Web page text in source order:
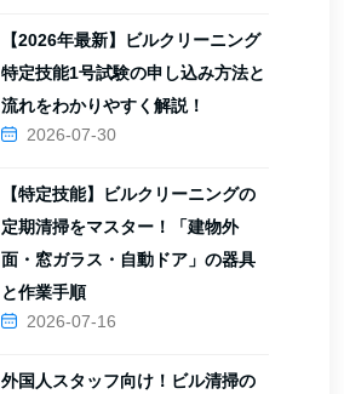
【2026年最新】ビルクリーニング
特定技能1号試験の申し込み方法と
流れをわかりやすく解説！
2026-07-30
【特定技能】ビルクリーニングの
定期清掃をマスター！「建物外
面・窓ガラス・自動ドア」の器具
と作業手順
2026-07-16
外国人スタッフ向け！ビル清掃の